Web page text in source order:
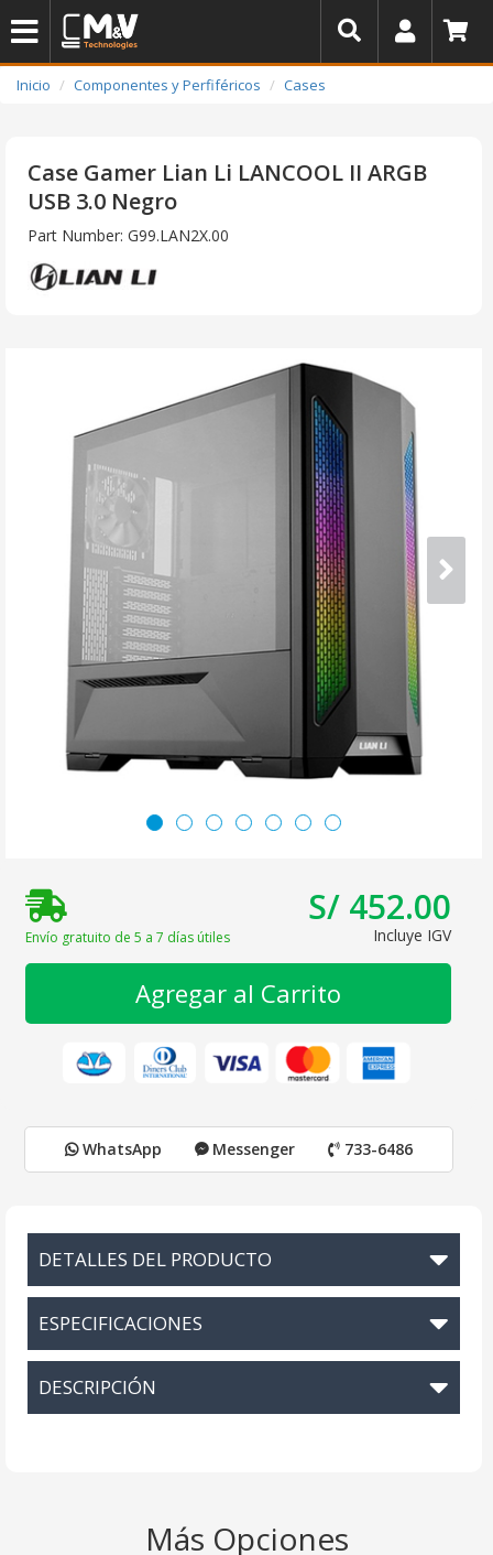
Inicio Componentes y Perfiféricos Cases
Case Gamer Lian Li LANCOOL II ARGB
USB 3.0 Negro
Part Number: G99.LAN2X.00
Envío gratuito de 5 a 7 días útiles
S/ 452.00
Incluye IGV
Agregar al Carrito
WhatsApp Messenger 733-6486
DETALLES DEL PRODUCTO
ESPECIFICACIONES
DESCRIPCIÓN
Más Opciones